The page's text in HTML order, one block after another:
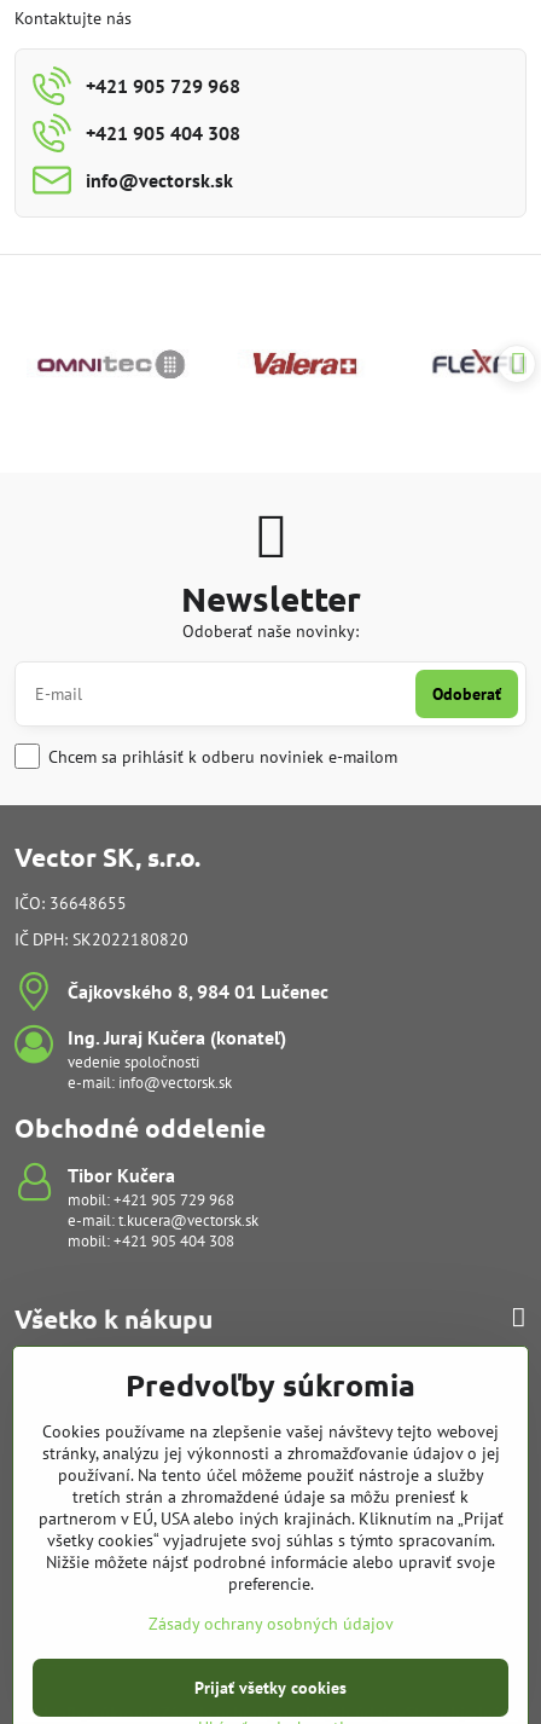
Kontaktujte nás
+421 905 729 968
+421 905 404 308
info​@vectorsk​.sk
Newsletter
Odoberať naše novinky:
Odoberať
Chcem sa prihlásiť k odberu noviniek e-mailom
Vector SK, s.r.o.
IČO: 36648655
IČ DPH: SK2022180820
Čajkovského 8, 984 01 Lučenec
Ing​. Juraj Kučera (konateľ)
vedenie spoločnosti
e-mail: info@vectorsk.sk
Obchodné oddelenie
Tibor Kučera
mobil:+421 905 729 968
e-mail:t.kucera@vectorsk.sk
mobil:+421 905 404 308
Všetko k nákupu
Poruchy - servis
Financovanie
Cenová ponuka
©2026Copyright
Predvoľby súkromiaZásady ochrany osobných údajovStav objednávky
Predvoľby súkromia
Cookies používame na zlepšenie vašej návštevy tejto webovej
stránky, analýzu jej výkonnosti a zhromažďovanie údajov o jej
používaní. Na tento účel môžeme použiť nástroje a služby
tretích strán a zhromaždené údaje sa môžu preniesť k
partnerom v EÚ, USA alebo iných krajinách. Kliknutím na „Prijať
všetky cookies“ vyjadrujete svoj súhlas s týmto spracovaním.
Nižšie môžete nájsť podrobné informácie alebo upraviť svoje
preferencie.
Zásady ochrany osobných údajov
Prijať všetky cookies